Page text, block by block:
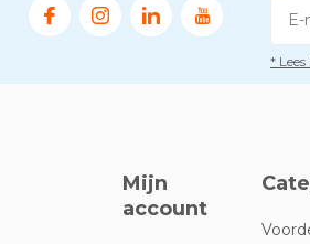
*
Mijn
account